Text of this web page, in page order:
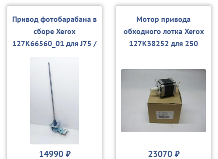
Привод фотобарабана в
сборе Xerox
127K66560_01 для J75 /
14990 ₽
Мотор привода
обходного лотка Xerox
127K38252 для 250
23070 ₽